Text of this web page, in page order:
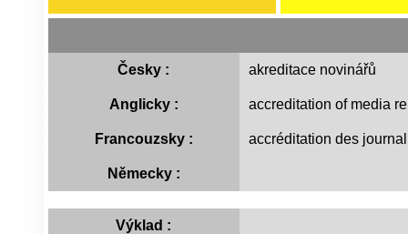
Česky : akreditace novinářů
Anglicky : accreditation of media
Francouzsky : accréditation des
Německy :
Výklad :